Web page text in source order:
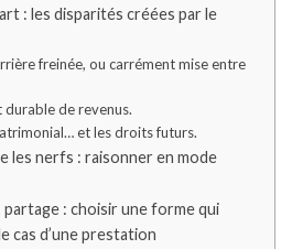
: les disparités créées par le
freinée, ou carrément mise entre
durable de revenus.
et les droits futurs.
les nerfs : raisonner en mode
partage : choisir une forme qui
cas d’une prestation